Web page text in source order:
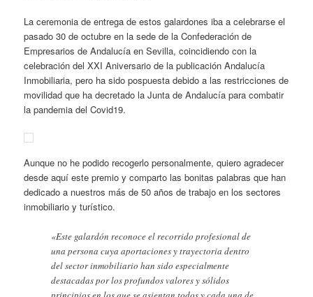
La ceremonia de entrega de estos galardones iba a celebrarse el
pasado 30 de octubre en la sede de la Confederación de
Empresarios de Andalucía en Sevilla, coincidiendo con la
celebración del XXI Aniversario de la publicación Andalucía
Inmobiliaria, pero ha sido pospuesta debido a las restricciones de
movilidad que ha decretado la Junta de Andalucía para combatir
la pandemia del Covid19.
Aunque no he podido recogerlo personalmente, quiero agradecer
desde aquí este premio y comparto las bonitas palabras que han
dedicado a nuestros más de 50 años de trabajo en los sectores
inmobiliario y turístico.
«Este galardón reconoce el recorrido profesional de
una persona cuya aportaciones y trayectoria dentro
del sector inmobiliario han sido especialmente
destacadas por los profundos valores y sólidos